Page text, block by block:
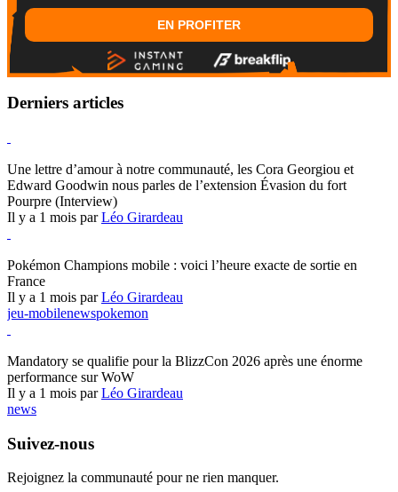
EN PROFITER
Derniers articles
Une lettre d’amour à notre communauté, les Cora Georgiou et
Edward Goodwin nous parles de l’extension Évasion du fort
Pourpre (Interview)
Il y a 1 mois parLéo Girardeau
Pokémon Champions mobile : voici l’heure exacte de sortie en
France
Il y a 1 mois parLéo Girardeau
jeu-mobilenewspokemon
Mandatory se qualifie pour la BlizzCon 2026 après une énorme
performance sur WoW
Il y a 1 mois parLéo Girardeau
news
Suivez-nous
Rejoignez la communauté pour ne rien manquer.